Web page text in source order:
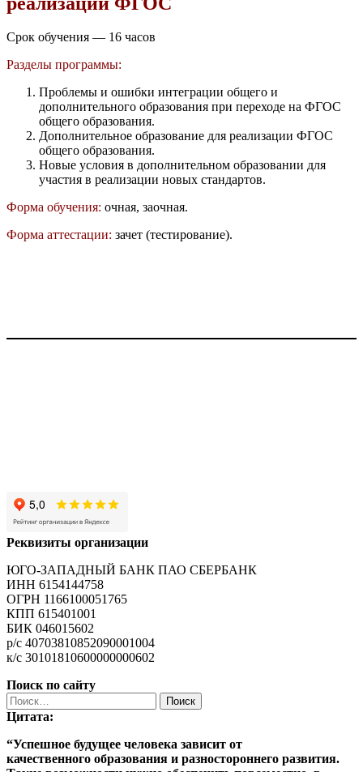
Срок обучения — 16 часов
Разделы программы:
Проблемы и ошибки интеграции общего и
дополнительного образования при переходе на ФГОС
общего образования.
Дополнительное образование для реализации ФГОС
общего образования.
Новые условия в дополнительном образовании для
участия в реализации новых стандартов.
Форма обучения: очная, заочная.
Форма аттестации: зачет (тестирование).
Реквизиты организации
ЮГО-ЗАПАДНЫЙ БАНК ПАО СБЕРБАНК
ИНН 6154144758
ОГРН 1166100051765
КПП 615401001
БИК 046015602
р/с 40703810852090001004
к/с 30101810600000000602
Поиск по сайту
Найти:
Цитата:
“Успешное будущее человека зависит от
качественного образования и разностороннего развития.